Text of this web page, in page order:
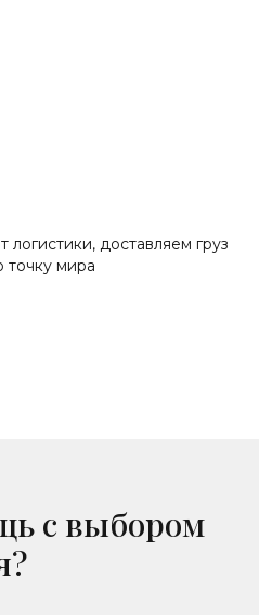
доставляем груз
точку мира
с выбором